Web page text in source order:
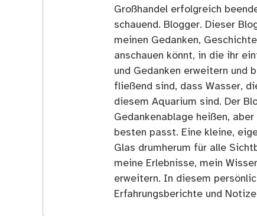
Großhandel erfolgreich
schauend. Blogger. Dieser
meinen Gedanken,
anschauen könnt, in die ihr
und Gedanken erweitern und
fließend sind, dass Wasser,
diesem Aquarium sind. Der
Gedankenablage heißen,
besten passt. Eine kleine,
Glas drumherum für alle
meine Erlebnisse, mein
erweitern. In diesem
Erfahrungsberichte und